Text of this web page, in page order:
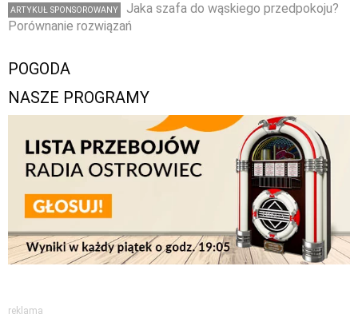
ARTYKUŁ SPONSOROWANY
Jaka szafa do wąskiego przedpokoju?
Porównanie rozwiązań
POGODA
NASZE PROGRAMY
reklama